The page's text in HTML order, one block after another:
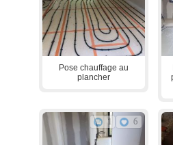
Pose chauffage au
plancher
1 6